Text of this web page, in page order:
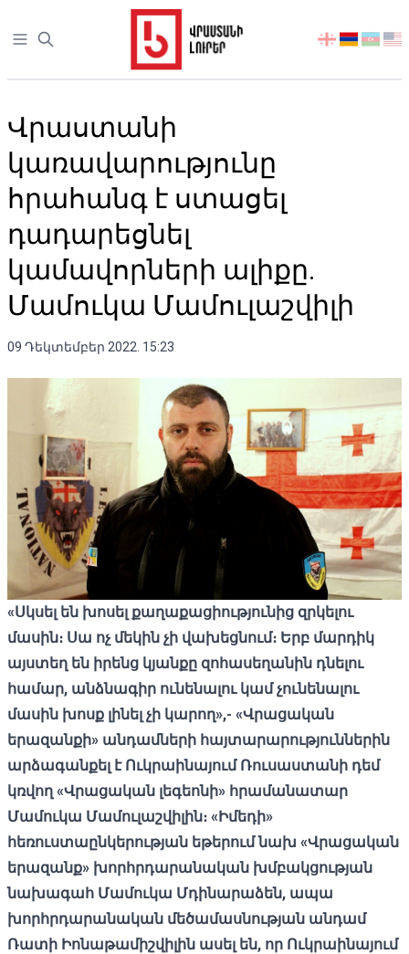
Open sidebar
აირჩიეთ
Վրաստանի
կառավարությունը
հրահանգ է ստացել
դադարեցնել
կամավորների ալիքը.
Մամուկա Մամուլաշվիլի
09 Դեկտեմբեր 2022. 15:23
«Սկսել են խոսել քաղաքացիությունից զրկելու
մասին։ Սա ոչ մեկին չի վախեցնում։ Երբ մարդիկ
այստեղ են իրենց կյանքը զոհասեղանին դնելու
համար, անձնագիր ունենալու կամ չունենալու
մասին խոսք լինել չի կարող»,- «Վրացական
երազանքի» անդամների հայտարարություններին
արձագանքել է Ուկրաինայում Ռուսաստանի դեմ
կռվող «Վրացական լեգեոնի» հրամանատար
Մամուկա Մամուլաշվիլին։ «Իմեդի»
հեռուստաընկերության եթերում նախ «Վրացական
երազանք» խորհրդարանական խմբակցության
նախագահ Մամուկա Մդինարաձեն, ապա
խորհրդարանական մեծամասնության անդամ
Ռատի Իոնաթամիշվիլին ասել են, որ Ուկրաինայում